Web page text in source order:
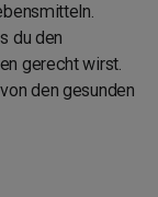
du den
gerecht wirst.
den gesunden